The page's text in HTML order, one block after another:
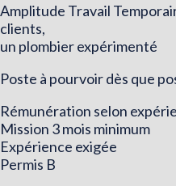
Amplitude Travail
clients,
un plombier expérimenté
Poste à pourvoir dès que
Rémunération selon
Mission 3 mois minimum
Expérience exigée
Permis B